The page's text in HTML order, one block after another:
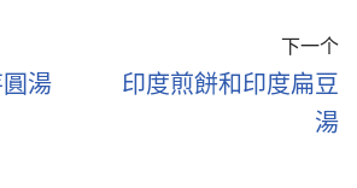
湯
下一个
印度煎餅和印度扁豆
湯